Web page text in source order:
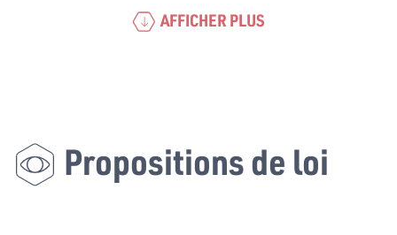
AFFICHER PLUS
Propositions de loi